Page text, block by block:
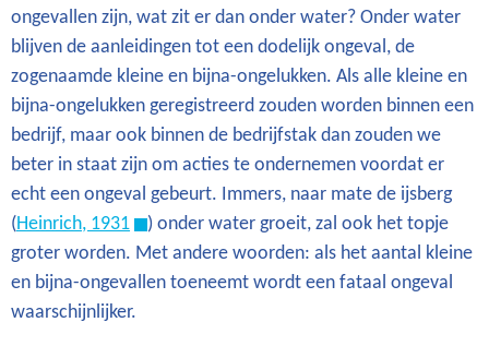
ongevallen zijn, wat zit er dan onder water? Onder water
blijven de aanleidingen tot een dodelijk ongeval, de
zogenaamde kleine en bijna-ongelukken. Als alle kleine en
bijna-ongelukken geregistreerd zouden worden binnen een
bedrijf, maar ook binnen de bedrijfstak dan zouden we
beter in staat zijn om acties te ondernemen voordat er
echt een ongeval gebeurt. Immers, naar mate de ijsberg
(Heinrich, 1931
) onder water groeit, zal ook het topje
groter worden. Met andere woorden: als het aantal kleine
en bijna-ongevallen toeneemt wordt een fataal ongeval
waarschijnlijker.